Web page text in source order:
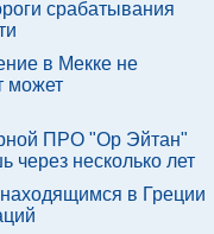
срабатывания
в Мекке не
может
ПРО "Ор Эйтан"
через несколько лет
в Греции